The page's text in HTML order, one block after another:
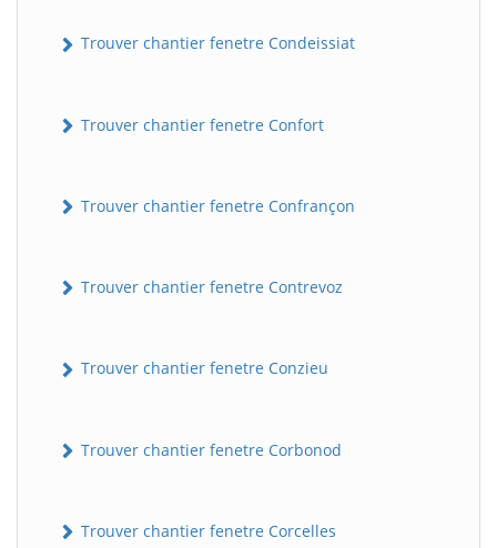
Trouver chantier fenetre Condeissiat
Trouver chantier fenetre Confort
Trouver chantier fenetre Confrançon
Trouver chantier fenetre Contrevoz
Trouver chantier fenetre Conzieu
Trouver chantier fenetre Corbonod
Trouver chantier fenetre Corcelles
BatiWebPro